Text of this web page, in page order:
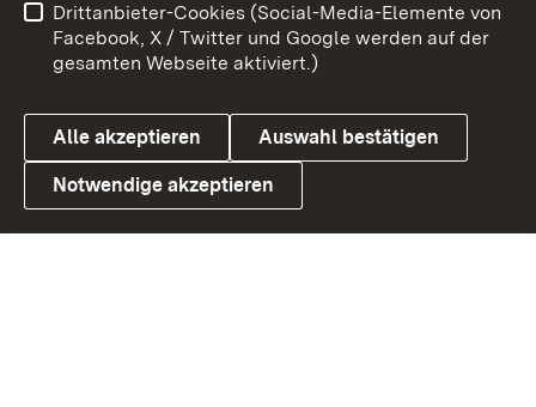
Link zum Landesportal
Barrierefreiheit
Datenschutz
Cookies
Drittanbieter-Cookies (Social-Media-Elemente von
Facebook, X / Twitter und Google werden auf der
gesamten Webseite aktiviert.)
Alle akzeptieren Auswahl bestätigen
Notwendige akzeptieren